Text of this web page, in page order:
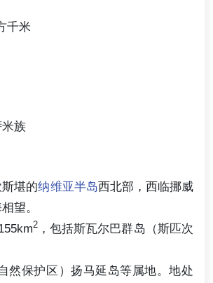
千米
族
堪的纳维亚半岛西北部，西临挪威
望。
2，包括斯瓦尔巴群岛（斯匹次
然保护区）扬马延岛等属地。地处